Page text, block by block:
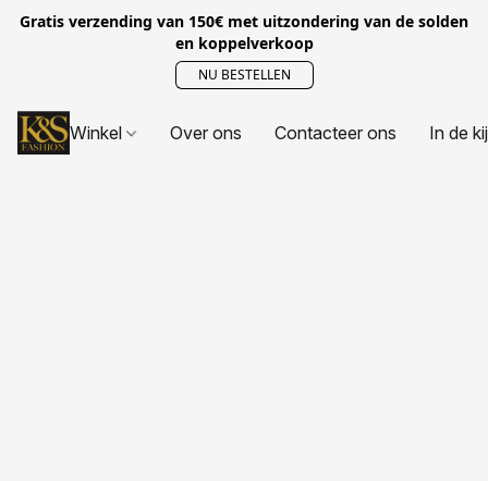
Gratis verzending van 150€ met uitzondering van de solden
en koppelverkoop
NU BESTELLEN
Winkel Over ons Contacteer ons In de